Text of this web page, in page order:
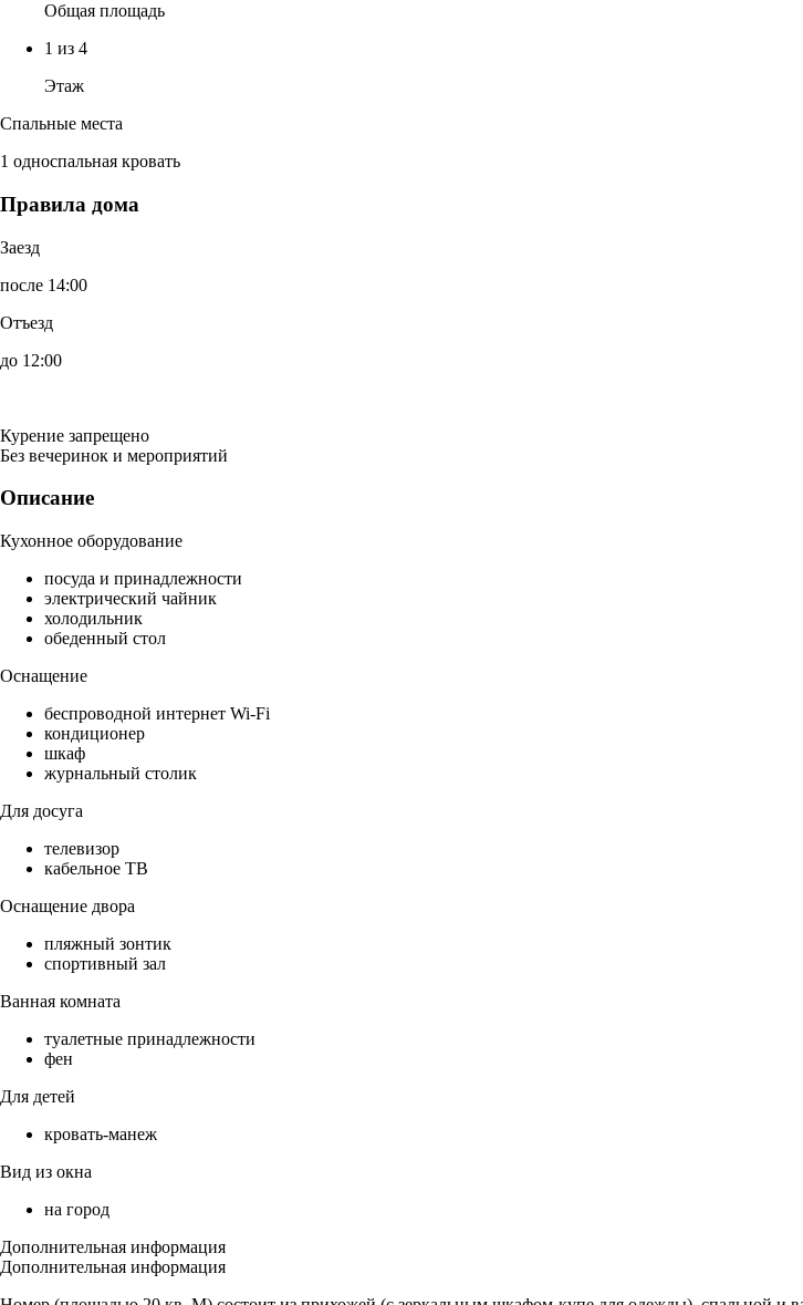
Общая площадь
1 из 4
Этаж
Спальные места
1 односпальная кровать
Правила дома
Заезд
после 14:00
Отъезд
до 12:00
Курение запрещено
Без вечеринок и мероприятий
Описание
Кухонное оборудование
посуда и принадлежности
электрический чайник
холодильник
обеденный стол
Оснащение
беспроводной интернет Wi-Fi
кондиционер
шкаф
журнальный столик
Для досуга
телевизор
кабельное ТВ
Оснащение двора
пляжный зонтик
спортивный зал
Ванная комната
туалетные принадлежности
фен
Для детей
кровать-манеж
Вид из окна
на город
Дополнительная информация
Дополнительная информация